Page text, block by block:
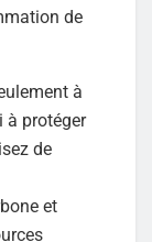
de
à
à protéger
de
et